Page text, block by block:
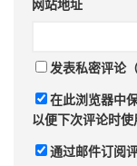
网站地址
发表私密评论
在此浏览器中
以便下次评论时使
通过邮件订阅